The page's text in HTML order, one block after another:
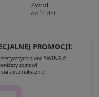
Zwrot
do 14 dni
PROMOCJI:
blond SWING #
zestaw!
automatycznie.